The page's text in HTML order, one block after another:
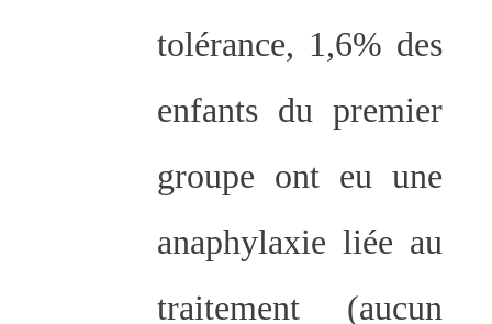
tolérance, 1,6% des
enfants du premier
groupe ont eu une
anaphylaxie liée au
traitement (aucun